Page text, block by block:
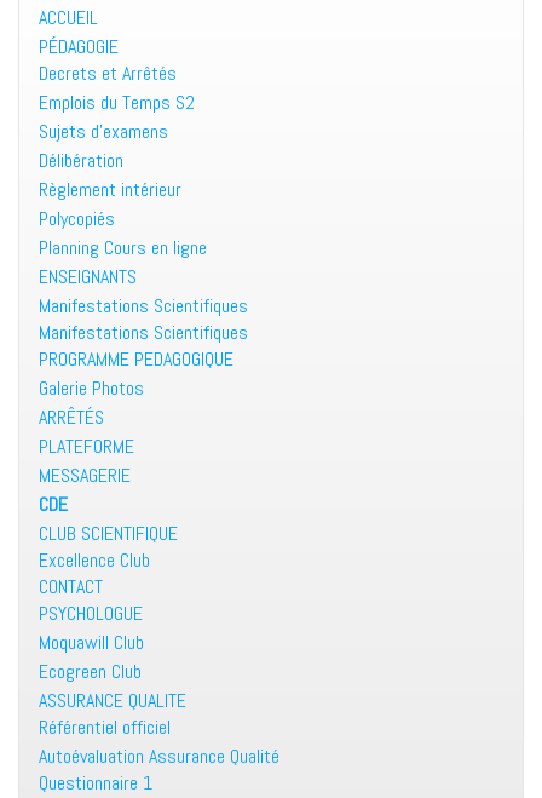
ACCUEIL
PÉDAGOGIE
Decrets et Arrêtés
Emplois du Temps S2
Sujets d’examens
Délibération
Règlement intérieur
Polycopiés
Planning Cours en ligne
ENSEIGNANTS
Manifestations Scientifiques
Manifestations Scientifiques
PROGRAMME PEDAGOGIQUE
Galerie Photos
ARRÊTÉS
PLATEFORME
MESSAGERIE
CDE
CLUB SCIENTIFIQUE
Excellence Club
CONTACT
PSYCHOLOGUE
Moquawill Club
Ecogreen Club
ASSURANCE QUALITE
Référentiel officiel
Autoévaluation Assurance Qualité
Questionnaire 1